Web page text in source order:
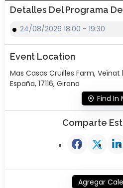
Detalles Del Programa
24/08/2026 18:00 - 19:30
Event Location
Mas Casas Cruïlles Farm, Veïnat
España, 17116, Girona
Find In
Comparte
Agregar